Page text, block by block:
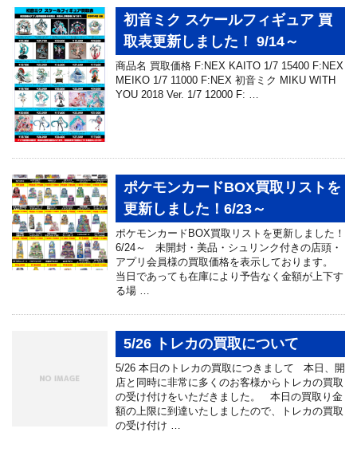
初音ミク スケールフィギュア 買
取表更新しました！ 9/14～
商品名 買取価格 F:NEX KAITO 1/7 15400 F:NEX
MEIKO 1/7 11000 F:NEX 初音ミク MIKU WITH
YOU 2018 Ver. 1/7 12000 F: …
ポケモンカードBOX買取リストを
更新しました！6/23～
ポケモンカードBOX買取リストを更新しました！
6/24～ 未開封・美品・シュリンク付きの店頭・
アプリ会員様の買取価格を表示しております。
当日であっても在庫により予告なく金額が上下す
る場 …
5/26 トレカの買取について
5/26 本日のトレカの買取につきまして 本日、開
店と同時に非常に多くのお客様からトレカの買取
の受け付けをいただきました。 本日の買取り金
額の上限に到達いたしましたので、トレカの買取
の受け付け …